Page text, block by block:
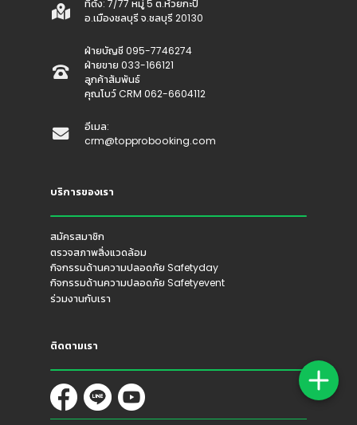
ที่ตั้ง: 7/77 หมู่ 5 ต.ห้วยกะปิ
อ.เมืองชลบุรี จ.ชลบุรี 20130
ฝ่ายบัญชี 095-7746274
ฝ่ายขาย 033-166121
ลูกค้าสัมพันธ์
คุณโบว์ CRM 062-6604112
อีเมล:
crm@topprobooking.com
บริการของเรา
สมัครสมาชิก
ตรวจสภาพสิ่งแวดล้อม
กิจกรรมด้านความปลอดภัย Safetyday
กิจกรรมด้านความปลอดภัย Safetyevent
ร่วมงานกับเรา
ติดตามเรา